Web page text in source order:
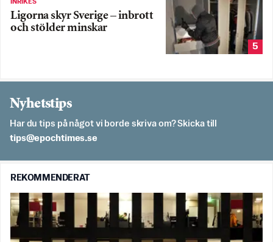
INRIKES
Ligorna skyr Sverige – inbrott
och stölder minskar
5
Nyhetstips
Har du tips på något vi borde skriva om? Skicka till
es.semithcope@spit
REKOMMENDERAT